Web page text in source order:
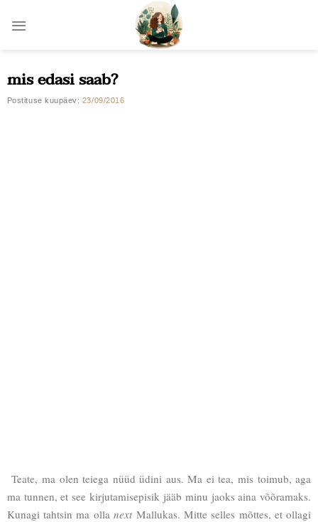
mis edasi saab?
Postituse kuupäev: 23/09/2016
Teate, ma olen teiega nüüd üdini aus. Ma ei tea, mis toimub, aga
ma tunnen, et see kirjutamisepisik jääb minu jaoks aina võõramaks.
Kunagi tahtsin ma ollanextMallukas. Mitte selles mõttes, et ollagi